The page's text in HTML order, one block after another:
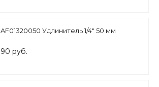
AF01320050 Удлинитель 1/4" 50 мм
90 руб.